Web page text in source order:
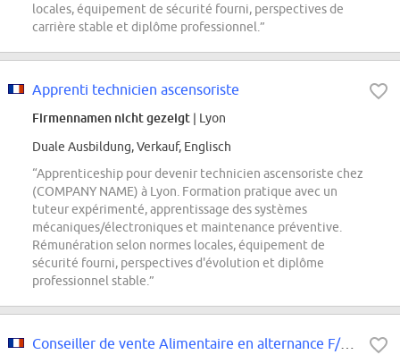
locales, équipement de sécurité fourni, perspectives de
carrière stable et diplôme professionnel.”
Apprenti technicien ascensoriste
Firmennamen nicht gezeigt | Lyon
Duale Ausbildung, Verkauf, Englisch
“Apprenticeship pour devenir technicien ascensoriste chez
(COMPANY NAME) à Lyon. Formation pratique avec un
tuteur expérimenté, apprentissage des systèmes
mécaniques/électroniques et maintenance préventive.
Rémunération selon normes locales, équipement de
sécurité fourni, perspectives d'évolution et diplôme
professionnel stable.”
Conseiller de vente Alimentaire en alternance F/H // CAP OU BAC PRO / RAYON...